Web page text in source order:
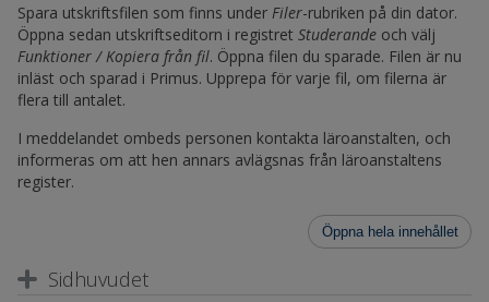
Spara utskriftsfilen som finns under Filer-rubriken på din dator.
Öppna sedan utskriftseditorn i registret Studerande och välj
Funktioner / Kopiera från fil. Öppna filen du sparade. Filen är nu
inläst och sparad i Primus. Upprepa för varje fil, om filerna är
flera till antalet.
I meddelandet ombeds personen kontakta läroanstalten, och
informeras om att hen annars avlägsnas från läroanstaltens
register.
Öppna hela innehållet
Sidhuvudet